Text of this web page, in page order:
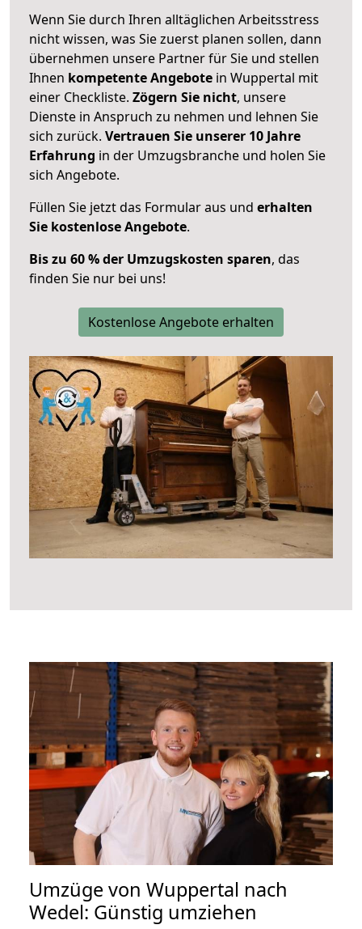
Wenn Sie durch Ihren alltäglichen Arbeitsstress
nicht wissen, was Sie zuerst planen sollen, dann
übernehmen unsere Partner für Sie und stellen
Ihnen kompetente Angebote in Wuppertal mit
einer Checkliste. Zögern Sie nicht, unsere
Dienste in Anspruch zu nehmen und lehnen Sie
sich zurück. Vertrauen Sie unserer 10 Jahre
Erfahrung in der Umzugsbranche und holen Sie
sich Angebote.
Füllen Sie jetzt das Formular aus und erhalten
Sie kostenlose Angebote.
Bis zu 60 % der Umzugskosten sparen, das
finden Sie nur bei uns!
Kostenlose Angebote erhalten
Umzüge von Wuppertal nach
Wedel: Günstig umziehen